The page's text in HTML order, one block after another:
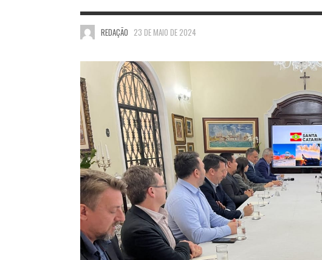
REDAÇÃO 23 DE MAIO DE 2024